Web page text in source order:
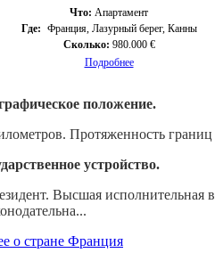
Что: Апартамент
Где: Франция, Лазурный берег, Канны
Сколько: 980.000 €
Подробнее
положение.
Протяженность
устройство.
Высшая исполнительная
о стране Франция